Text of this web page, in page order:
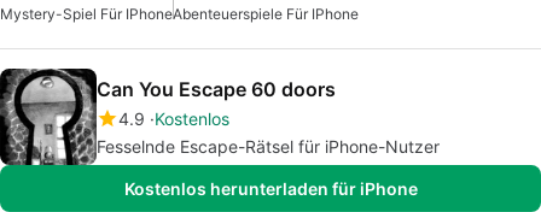
Mystery-Spiel Für IPhoneAbenteuerspiele Für IPhone
Can You Escape 60 doors
4.9 Kostenlos
Fesselnde Escape-Rätsel für iPhone-Nutzer
Kostenlos herunterladen für iPhone